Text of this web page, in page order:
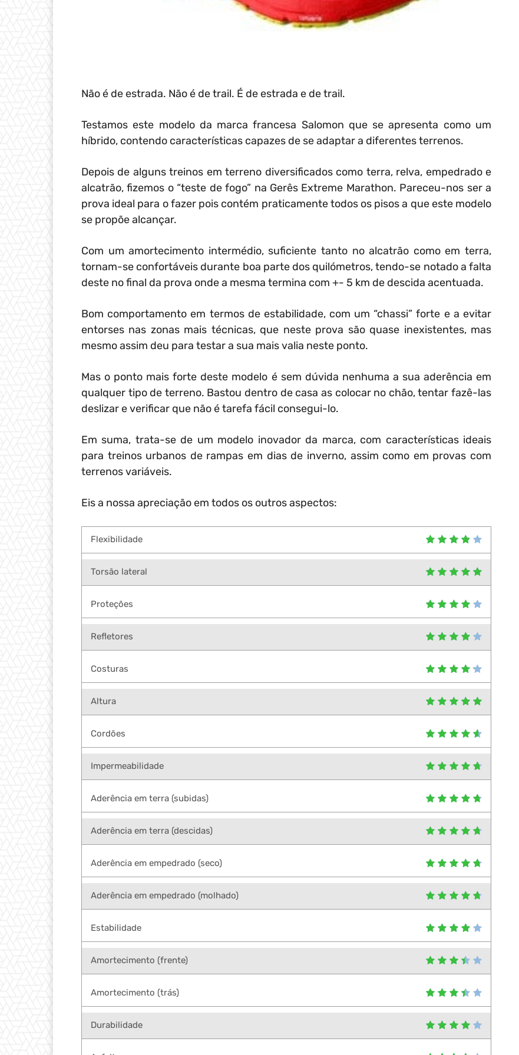
Não é de estrada. Não é de trail. É de estrada e de trail.
Testamos este modelo da marca francesa Salomon que se apresenta como um
híbrido, contendo características capazes de se adaptar a diferentes terrenos.
Depois de alguns treinos em terreno diversificados como terra, relva, empedrado e
alcatrão, fizemos o “teste de fogo” na Gerês Extreme Marathon. Pareceu-nos ser a
prova ideal para o fazer pois contém praticamente todos os pisos a que este modelo
se propõe alcançar.
Com um amortecimento intermédio, suficiente tanto no alcatrão como em terra,
tornam-se confortáveis durante boa parte dos quilómetros, tendo-se notado a falta
deste no final da prova onde a mesma termina com +- 5 km de descida acentuada.
Bom comportamento em termos de estabilidade, com um “chassi” forte e a evitar
entorses nas zonas mais técnicas, que neste prova são quase inexistentes, mas
mesmo assim deu para testar a sua mais valia neste ponto.
Mas o ponto mais forte deste modelo é sem dúvida nenhuma a sua aderência em
qualquer tipo de terreno. Bastou dentro de casa as colocar no chão, tentar fazê-las
deslizar e verificar que não é tarefa fácil consegui-lo.
Em suma, trata-se de um modelo inovador da marca, com características ideais
para treinos urbanos de rampas em dias de inverno, assim como em provas com
terrenos variáveis.
Eis a nossa apreciação em todos os outros aspectos:
Flexibilidade
Torsão lateral
Proteções
Refletores
Costuras
Altura
Cordões
Impermeabilidade
Aderência em terra (subidas)
Aderência em terra (descidas)
Aderência em empedrado (seco)
Aderência em empedrado (molhado)
Estabilidade
Amortecimento (frente)
Amortecimento (trás)
Durabilidade